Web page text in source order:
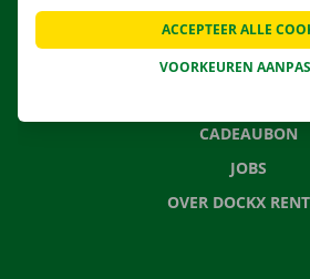
CONTACTEER
VEELGESTELDE
CADEAUBON
JOBS
OVER DOCKX
VOORKEUREN
ACCEPTEER ALLE